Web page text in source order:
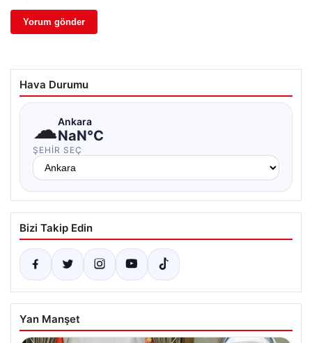
Hava Durumu
☁Ankara
NaN°C
ŞEHIR SEÇ
Bizi Takip Edin
Yan Manşet